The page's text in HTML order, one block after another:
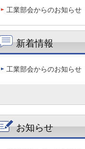
工業部会からのお知らせ
新着情報
工業部会からのお知らせ
お知らせ